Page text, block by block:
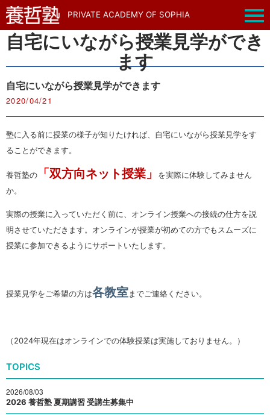
PRIVATE ACADEMY OF SOPHIA
自宅にいながら授業見学ができ
ます
自宅にいながら授業見学ができます
2020/04/21
塾に入る前に授業の様子が知りたければ、自宅にいながら授業見学をす
ることができます。
養哲塾の 「双方向ネット授業」
を実際に体験してみません
か。
実際の授業に入っていただく前に、オンライン授業への接続の仕方を説
明させていただきます。オンラインが授業が初めての方でもスムーズに
授業に参加できるようにサポートいたします。
授業見学をご希望の方は各教室までご連絡ください。
（2024年現在はオンラインでの体験授業は実施しておりません。）
TOPICS
2026/08/03
2026 養哲塾 夏期講習 受講生募集中